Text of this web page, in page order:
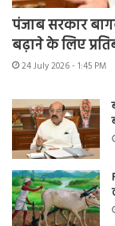
पंजाब सरकार
बढ़ाने के लिए
24 July 2026 - 1:45 PM